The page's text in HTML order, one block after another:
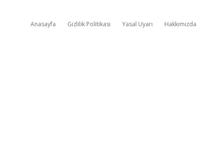
Anasayfa Gizlilik Politikası Yasal Uyarı Hakkımızda